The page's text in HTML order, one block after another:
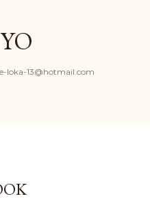
loka-13@hotmail.com